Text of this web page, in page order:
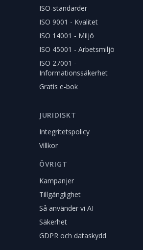
ISO-standarder
ISO 9001 - Kvalitet
ISO 14001 - Miljö
ISO 45001 - Arbetsmiljö
ISO 27001 -
Informationssäkerhet
Gratis e-bok
JURIDISKT
Integritetspolicy
Villkor
ÖVRIGT
Kampanjer
Tillgänglighet
Så använder vi AI
Säkerhet
GDPR och dataskydd